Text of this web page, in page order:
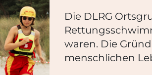
Die DLRG
waren. Die
menschlichen